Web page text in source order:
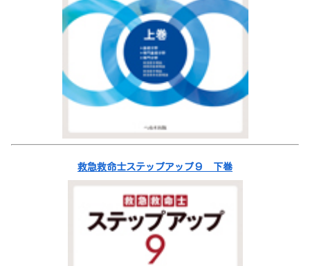
救急救命士ステップアップ９ 下巻